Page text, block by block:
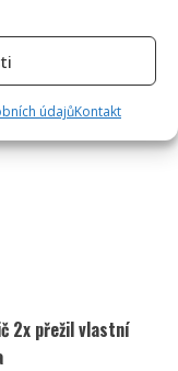
údajůKontakt
2x přežil vlastní